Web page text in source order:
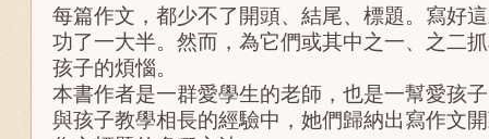
每篇作文，都少不了開頭、結尾、標題。寫好
功了一大半。然而，為它們或其中之一、之二
孩子的煩惱。
本書作者是一群愛學生的老師，也是一幫愛孩
與孩子教學相長的經驗中，她們歸納出寫作文